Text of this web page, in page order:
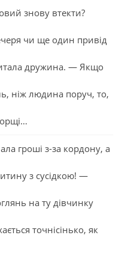
знову втекти?
чи ще один привід
дружина. — Якщо
ніж людина поруч, то,
гроші з-за кордону, а
з сусідкою! —
на ту дівчинку
точнісінько, як